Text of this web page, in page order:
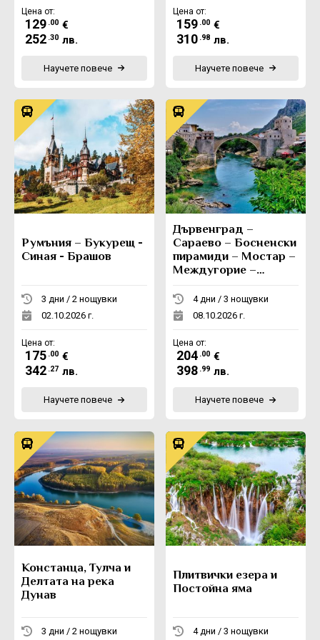
Цена от:
129 .00 €
252 .30 лв.
Научете повече
Цена от:
159 .00 €
310 .98 лв.
Научете повече
Румъния – Букурещ -
Синая - Брашов
3 дни / 2 нощувки
02.10.2026 г.
Цена от:
175 .00 €
342 .27 лв.
Научете повече
Дървенград –
Сараево – Босненски
пирамиди – Мостар –
Междугорие –
Каменград4 дни / 3 нощувки
08.10.2026 г.
Цена от:
204 .00 €
398 .99 лв.
Научете повече
Констанца, Тулча и
Делтата на река
Дунав
3 дни / 2 нощувки
Плитвички езера и
Постойна яма
4 дни / 3 нощувки